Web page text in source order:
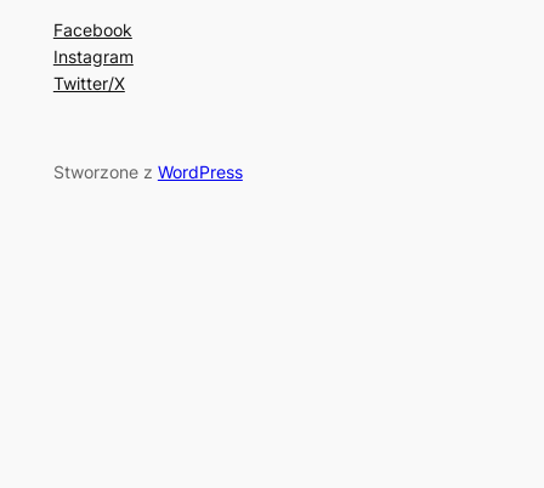
Facebook
Instagram
Twitter/X
Stworzone z WordPress